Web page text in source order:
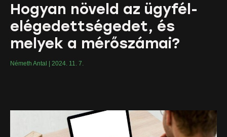
Hogyan növeld az ügyfél-
elégedettségedet, és
melyek a mérőszámai?
Németh Antal 2024. 11. 7.